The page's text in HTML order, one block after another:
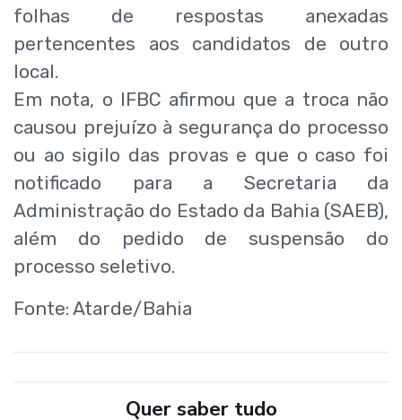
folhas de respostas anexadas
pertencentes aos candidatos de outro
local.
Em nota, o IFBC afirmou que a troca não
causou prejuízo à segurança do processo
ou ao sigilo das provas e que o caso foi
notificado para a Secretaria da
Administração do Estado da Bahia (SAEB),
além do pedido de suspensão do
processo seletivo.
Fonte: Atarde/Bahia
Quer saber tudo